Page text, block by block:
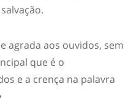
agrada aos ouvidos, sem
que é o
e a crença na palavra